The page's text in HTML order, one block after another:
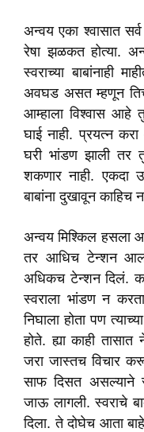
अन्वय एका श्वासात
रेषा झळकत होत्या.
स्वराच्या बाबांनाही
अवघड असत म्हणून
आम्हाला विश्वास आहे
घाई नाही. प्रयत्न
घरी भांडण झाली तर
शकणार नाही. एकदा
बाबांना दुखावून
अन्वय मिश्किल हसला
तर आधिच टेन्शन आला
अधिकच टेन्शन दिलं.
स्वराला भांडण न
निघाला होता पण
होते. ह्या काही
जरा जास्तच विचार
साफ दिसत असल्याने
जाऊ लागली. स्वराचे
दिला. ते दोघेच आता